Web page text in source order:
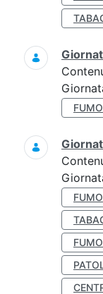
FUMO
FUMO